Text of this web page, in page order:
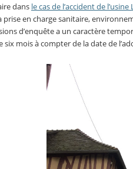
dans le cas de l’accident de
prise en charge sanitaire,
d’enquête a un caractère
six mois à compter de la date de